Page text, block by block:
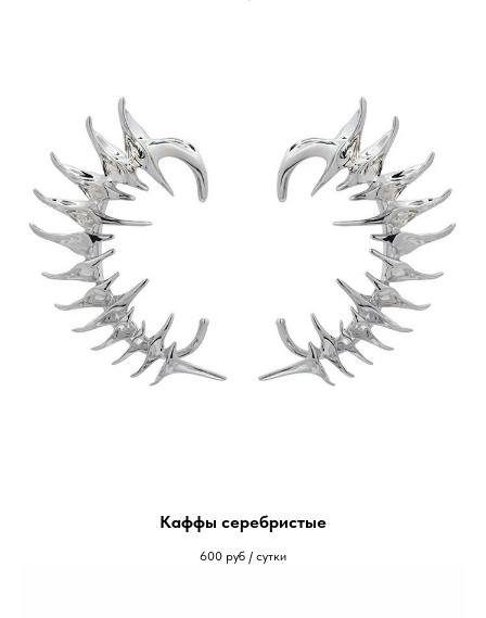
Каффы серебристые
600 руб / сутки